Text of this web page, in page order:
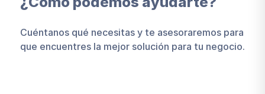
partido a la herramienta.
Cuéntanos qué necesitas y te asesoraremos para
que encuentres la mejor solución para tu negocio.